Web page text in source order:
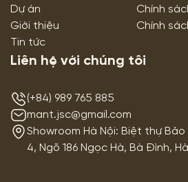
Dự án
Giới thiệu
Tin tức
Chính
Chính
Liên hệ với chúng tôi
(+84) 989 765 885
mant.jsc@gmail.com
Showroom Hà Nội: Biệt thự
4, Ngõ 186 Ngọc Hà, Bà Đình,